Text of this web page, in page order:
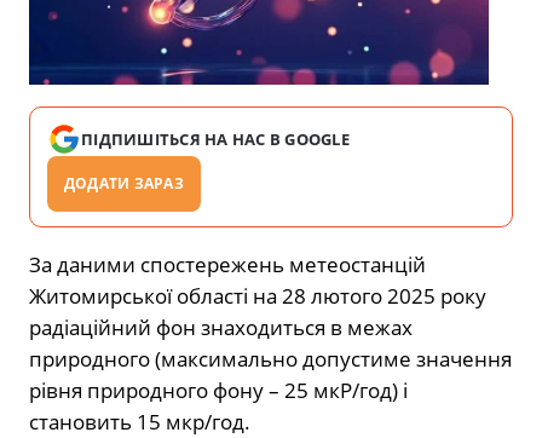
ПІДПИШІТЬСЯ НА НАС В GOOGLE
ДОДАТИ ЗАРАЗ
За даними спостережень метеостанцій
Житомирської області на 28 лютого 2025 року
радіаційний фон знаходиться в межах
природного (максимально допустиме значення
рівня природного фону – 25 мкР/год) і
становить 15 мкр/год.